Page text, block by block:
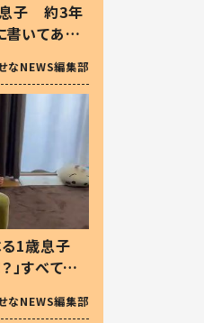
息子 約3年
書いてあっ
せなNEWS編集部
る1歳息子
」すべてを
から許
せなNEWS編集部